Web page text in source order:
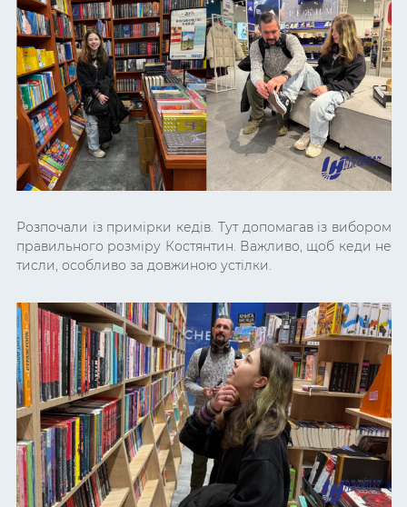
Розпочали із примірки кедів. Тут допомагав із вибором
правильного розміру Костянтин. Важливо, щоб кеди не
тисли, особливо за довжиною устілки.